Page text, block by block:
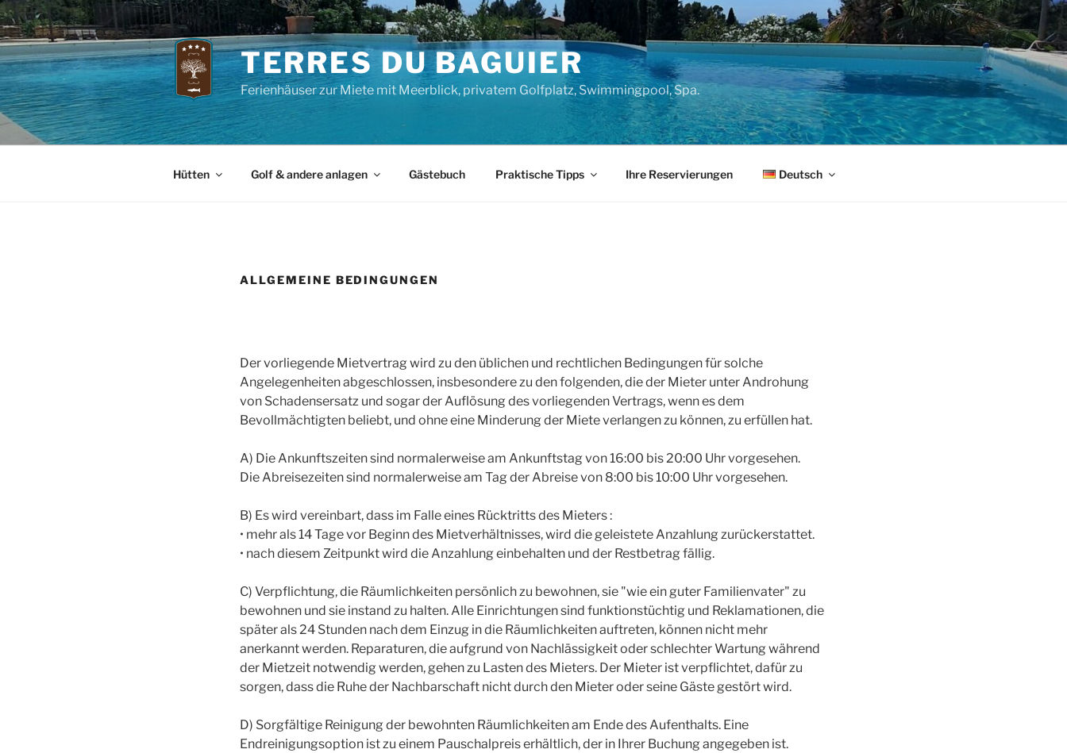
Zum
Inhalt
springen
TERRES DU BAGUIER
Ferienhäuser zur Miete mit Meerblick, privatem Golfplatz, Swimmingpool, Spa.
Hütten Golf & andere anlagen Gästebuch Praktische Tipps Ihre Reservierungen Deutsch
ALLGEMEINE BEDINGUNGEN
Der vorliegende Mietvertrag wird zu den üblichen und rechtlichen Bedingungen für solche
Angelegenheiten abgeschlossen, insbesondere zu den folgenden, die der Mieter unter Androhung
von Schadensersatz und sogar der Auflösung des vorliegenden Vertrags, wenn es dem
Bevollmächtigten beliebt, und ohne eine Minderung der Miete verlangen zu können, zu erfüllen hat.
A) Die Ankunftszeiten sind normalerweise am Ankunftstag von 16:00 bis 20:00 Uhr vorgesehen.
Die Abreisezeiten sind normalerweise am Tag der Abreise von 8:00 bis 10:00 Uhr vorgesehen.
B) Es wird vereinbart, dass im Falle eines Rücktritts des Mieters :
• mehr als 14 Tage vor Beginn des Mietverhältnisses, wird die geleistete Anzahlung zurückerstattet.
• nach diesem Zeitpunkt wird die Anzahlung einbehalten und der Restbetrag fällig.
C) Verpflichtung, die Räumlichkeiten persönlich zu bewohnen, sie "wie ein guter Familienvater" zu
bewohnen und sie instand zu halten. Alle Einrichtungen sind funktionstüchtig und Reklamationen, die
später als 24 Stunden nach dem Einzug in die Räumlichkeiten auftreten, können nicht mehr
anerkannt werden. Reparaturen, die aufgrund von Nachlässigkeit oder schlechter Wartung während
der Mietzeit notwendig werden, gehen zu Lasten des Mieters. Der Mieter ist verpflichtet, dafür zu
sorgen, dass die Ruhe der Nachbarschaft nicht durch den Mieter oder seine Gäste gestört wird.
D) Sorgfältige Reinigung der bewohnten Räumlichkeiten am Ende des Aufenthalts. Eine
Endreinigungsoption ist zu einem Pauschalpreis erhältlich, der in Ihrer Buchung angegeben ist.